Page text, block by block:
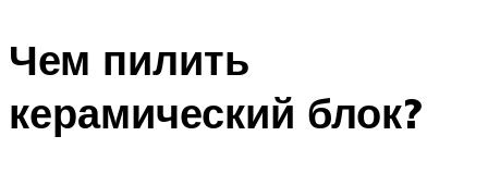
Чем пилить
керамический блок?